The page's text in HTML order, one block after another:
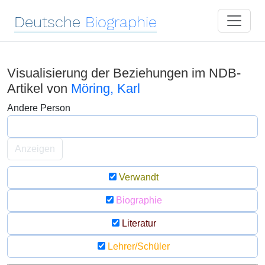
Deutsche Biographie
Visualisierung der Beziehungen im NDB-
Artikel von Möring, Karl
Andere Person
Anzeigen
Verwandt
Biographie
Literatur
Lehrer/Schüler